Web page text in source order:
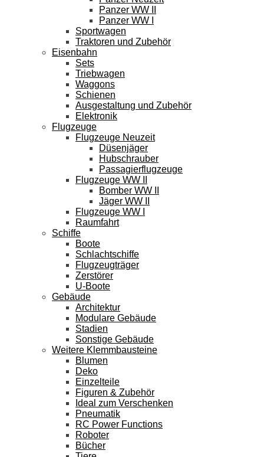
Panzer WW II
Panzer WW I
Sportwagen
Traktoren und Zubehör
Eisenbahn
Sets
Triebwagen
Waggons
Schienen
Ausgestaltung und Zubehör
Elektronik
Flugzeuge
Flugzeuge Neuzeit
Düsenjäger
Hubschrauber
Passagierflugzeuge
Flugzeuge WW II
Bomber WW II
Jäger WW II
Flugzeuge WW I
Raumfahrt
Schiffe
Boote
Schlachtschiffe
Flugzeugträger
Zerstörer
U-Boote
Gebäude
Architektur
Modulare Gebäude
Stadien
Sonstige Gebäude
Weitere Klemmbausteine
Blumen
Deko
Einzelteile
Figuren & Zubehör
Ideal zum Verschenken
Pneumatik
RC Power Functions
Roboter
Bücher